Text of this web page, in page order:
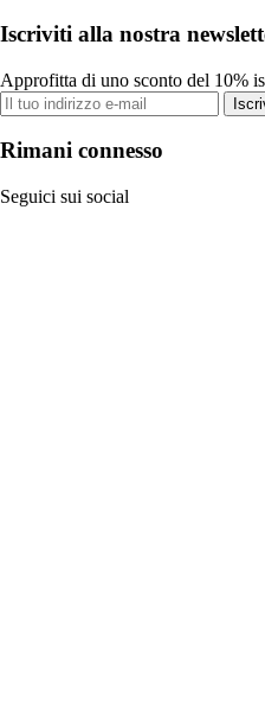
Iscriviti alla nostra
Approfitta di uno sconto del 10%
Rimani connesso
Seguici sui social